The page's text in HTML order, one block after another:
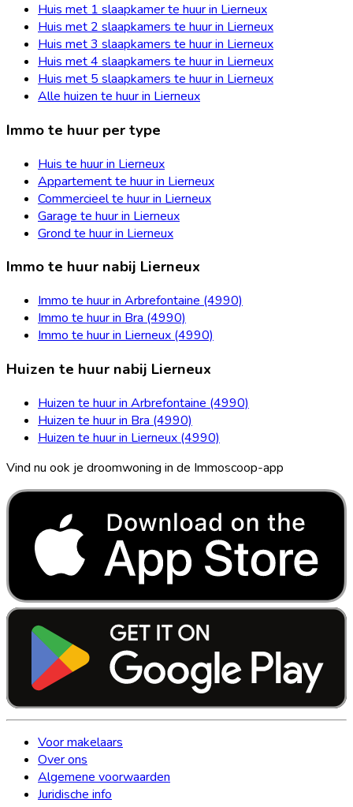
Huis met 1 slaapkamer te huur in Lierneux
Huis met 2 slaapkamers te huur in Lierneux
Huis met 3 slaapkamers te huur in Lierneux
Huis met 4 slaapkamers te huur in Lierneux
Huis met 5 slaapkamers te huur in Lierneux
Alle huizen te huur in Lierneux
Immo te huur per type
Huis te huur in Lierneux
Appartement te huur in Lierneux
Commercieel te huur in Lierneux
Garage te huur in Lierneux
Grond te huur in Lierneux
Immo te huur nabij Lierneux
Immo te huur in Arbrefontaine (4990)
Immo te huur in Bra (4990)
Immo te huur in Lierneux (4990)
Huizen te huur nabij Lierneux
Huizen te huur in Arbrefontaine (4990)
Huizen te huur in Bra (4990)
Huizen te huur in Lierneux (4990)
Vind nu ook je droomwoning in de Immoscoop-app
Voor makelaars
Over ons
Algemene voorwaarden
Juridische info